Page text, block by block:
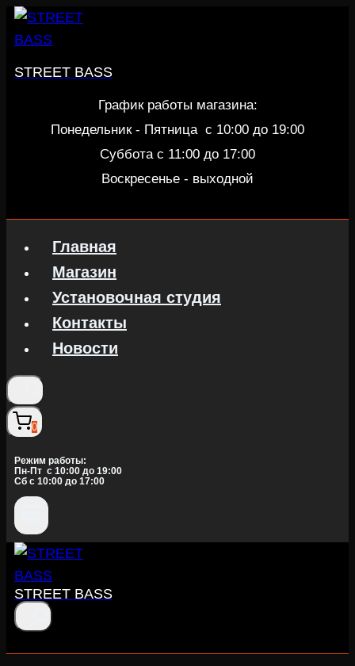
Перейти
STREET BASS
График работы магазина:
Понедельник - Пятница c 10:00 до 19:00
Суббота с 11:00 до 17:00
Воскресенье - выходной
Главная
Магазин
Установочная студия
Контакты
Новости
0
Режим работы:
Пн-Пт c 10:00 до 19:00
Сб с 10:00 до 17:00
STREET BASS